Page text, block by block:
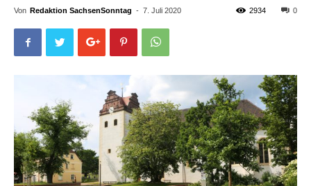
Von Redaktion SachsenSonntag - 7. Juli 2020 0
2934